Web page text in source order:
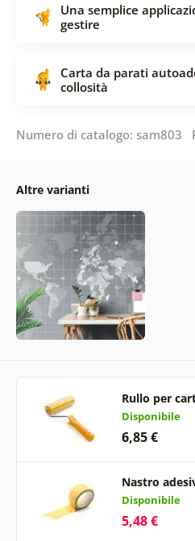
Una semplice
gestire
Carta da parati
collosità
Numero di catalogo: sam803
Altre varianti
Rullo per
Disponibile
6,85 €
Nastro
Disponibile
5,48 €